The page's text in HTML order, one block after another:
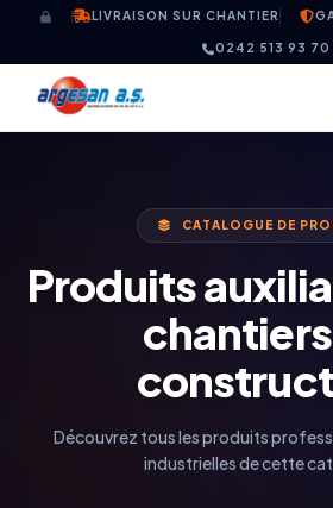
Aller au contenuLIVRAISON SUR CHANTIER
0242 513 93 70
CATALOGUE DE
Produits
Découvrez tous les produits
industrielles de cette